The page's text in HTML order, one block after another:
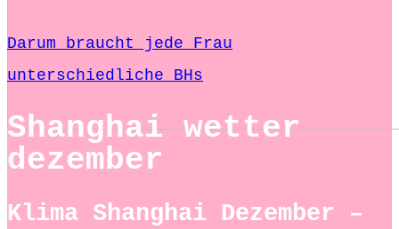
Darum braucht jede Frau
unterschiedliche BHs
Shanghai wetter
dezember
Klima Shanghai Dezember –